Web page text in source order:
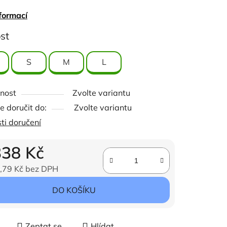
S M L
Zvolte variantu
doručit do:
Zvolte variantu
doručení
Kč
Kč bez DPH
DO KOŠÍKU